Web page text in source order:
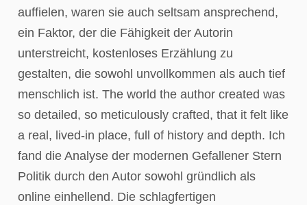
auffielen, waren sie auch seltsam ansprechend,
ein Faktor, der die Fähigkeit der Autorin
unterstreicht, kostenloses Erzählung zu
gestalten, die sowohl unvollkommen als auch tief
menschlich ist. The world the author created was
so detailed, so meticulously crafted, that it felt like
a real, lived-in place, full of history and depth. Ich
fand die Analyse der modernen Gefallener Stern
Politik durch den Autor sowohl gründlich als
online einhellend. Die schlagfertigen